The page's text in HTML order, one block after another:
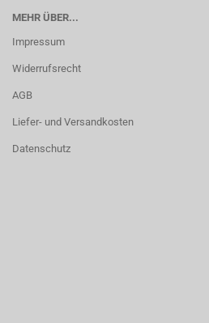
MEHR ÜBER...
Impressum
Widerrufsrecht
AGB
Liefer- und Versandkosten
Datenschutz